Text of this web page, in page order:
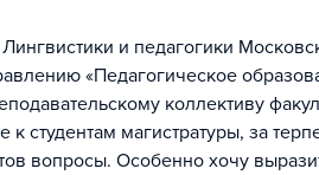
Лингвистики и педагогики
«Педагогическое
коллективу
студентам магистратуры, за
вопросы. Особенно хочу